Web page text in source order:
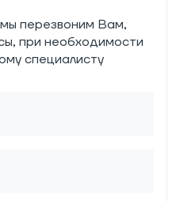
перезвоним Вам,
при необходимости
специалисту